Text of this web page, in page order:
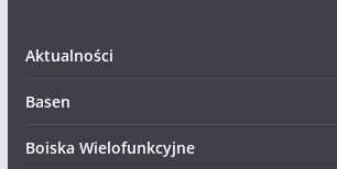
Aktualności
Basen
Boiska Wielofunkcyjne